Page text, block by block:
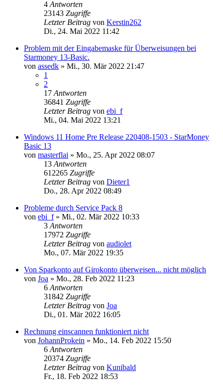
4 Antworten
23143 Zugriffe
Letzter Beitrag von Kerstin262
Di., 24. Mai 2022 11:42
Problem mit der Eingabemaske für Überweisungen bei
Starmoney 13-Basic.
von assedk » Mi., 30. Mär 2022 21:47
1
2
17 Antworten
36841 Zugriffe
Letzter Beitrag von ebi_f
Mi., 04. Mai 2022 13:21
Windows 11 Home Pre Release 220408-1503 - StarMoney
Basic 13
von masterflai » Mo., 25. Apr 2022 08:07
13 Antworten
612265 Zugriffe
Letzter Beitrag von Dieter1
Do., 28. Apr 2022 08:49
Probleme durch Service Pack 8
von ebi_f» Mi., 02. Mär 2022 10:33
3 Antworten
17972 Zugriffe
Letzter Beitrag von audiolet
Mo., 07. Mär 2022 19:35
Von Sparkonto auf Girokonto überweisen... nicht möglich
von Joa » Mo., 28. Feb 2022 11:23
6 Antworten
31842 Zugriffe
Letzter Beitrag von Joa
Di., 01. Mär 2022 16:05
Rechnung einscannen funktioniert nicht
von JohannProkein » Mo., 14. Feb 2022 15:50
6 Antworten
20374 Zugriffe
Letzter Beitrag von Kunibald
Fr., 18. Feb 2022 18:53